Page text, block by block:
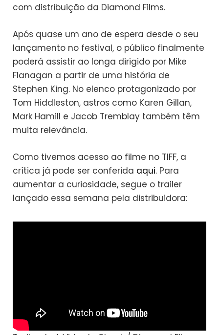
com distribuição da Diamond Films.
Após quase um ano de espera desde o seu
lançamento no festival, o público finalmente
poderá assistir ao longa dirigido por Mike
Flanagan a partir de uma história de
Stephen King. No elenco protagonizado por
Tom Hiddleston, astros como Karen Gillan,
Mark Hamill e Jacob Tremblay também têm
muita relevância.
Como tivemos acesso ao filme no TIFF, a
crítica já pode ser conferida aqui. Para
aumentar a curiosidade, segue o trailer
lançado essa semana pela distribuidora: